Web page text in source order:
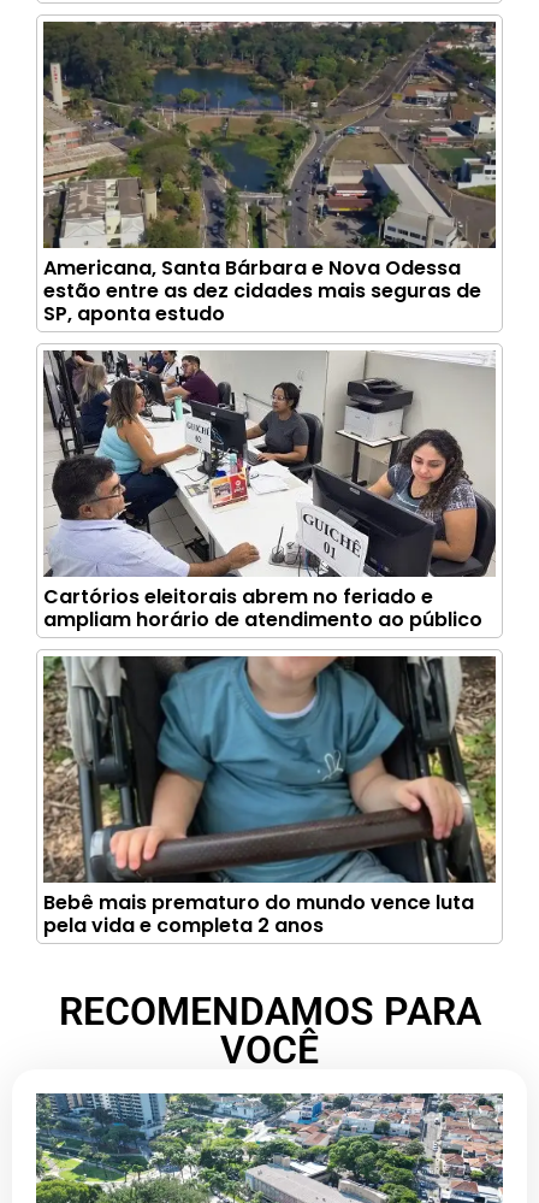
Americana, Santa Bárbara e Nova Odessa
estão entre as dez cidades mais seguras de
SP, aponta estudo
Cartórios eleitorais abrem no feriado e
ampliam horário de atendimento ao público
Bebê mais prematuro do mundo vence luta
pela vida e completa 2 anos
RECOMENDAMOS PARA
VOCÊ